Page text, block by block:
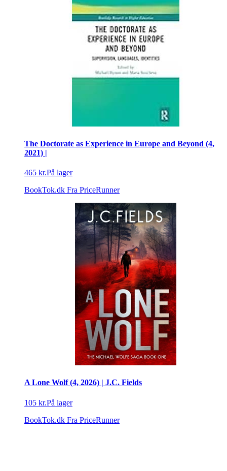
The Doctorate as Experience in Europe and Beyond (4,
2021) |
465 kr.På lager
BookTok.dk Fra PriceRunner
A Lone Wolf (4, 2026) | J.C. Fields
105 kr.På lager
BookTok.dk Fra PriceRunner